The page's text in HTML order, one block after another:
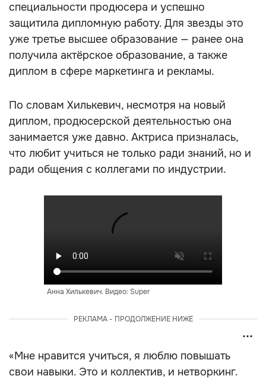
специальности продюсера и успешно
защитила дипломную работу. Для звезды это
уже третье высшее образование — ранее она
получила актёрское образование, а также
диплом в сфере маркетинга и рекламы.
По словам Хилькевич, несмотря на новый
диплом, продюсерской деятельностью она
занимается уже давно. Актриса призналась,
что любит учиться не только ради знаний, но и
ради общения с коллегами по индустрии.
Анна Хилькевич. Видео: Super
РЕКЛАМА - ПРОДОЛЖЕНИЕ НИЖЕ
«Мне нравится учиться, я люблю повышать
свои навыки. Это и коллектив, и нетворкинг.